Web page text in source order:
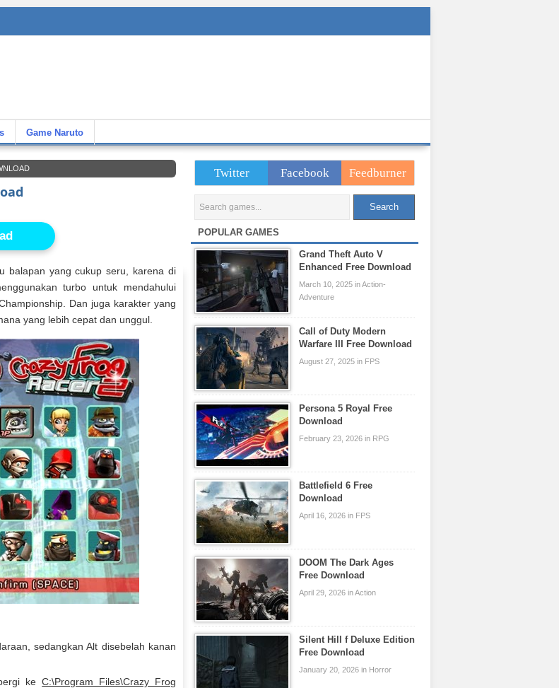
Game Naruto
balapan yang cukup seru, karena di
turbo untuk mendahului
Dan juga karakter yang
yang lebih cepat dan unggul.
sedangkan Alt disebelah kanan
keC:\Program Files\Crazy Frog
Twitter Facebook Feedburner
POPULAR GAMES
Grand Theft Auto V
Enhanced Free Download
March 10, 2025 in Action-
Adventure
Call of Duty Modern
Warfare III Free Download
August 27, 2025 in FPS
Persona 5 Royal Free
Download
February 23, 2026 in RPG
Battlefield 6 Free
Download
April 16, 2026 in FPS
DOOM The Dark Ages
Free Download
April 29, 2026 in Action
Silent Hill f Deluxe Edition
Free Download
January 20, 2026 in Horror